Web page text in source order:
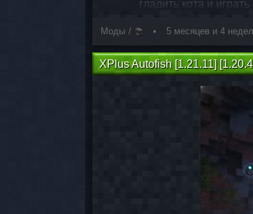
гладить кота и
Моды 5 месяцев и 4
XPlus Autofish [1.21.11]